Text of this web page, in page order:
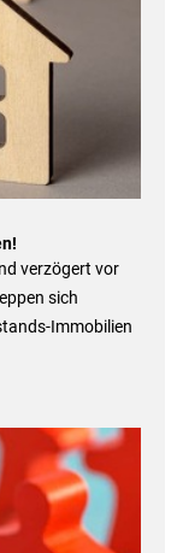
verzögert vor
sich
Immobilien